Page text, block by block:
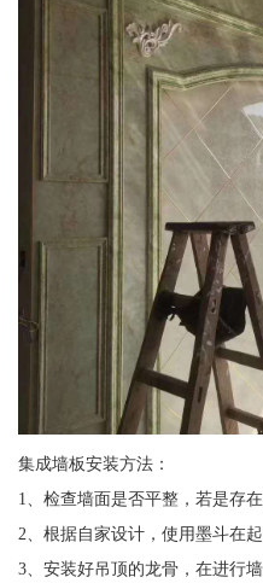
集成墙板安装方法：
1、检查墙面是否平整，若是存
2、根据自家设计，使用墨斗在
3、安装好吊顶的龙骨，在进行